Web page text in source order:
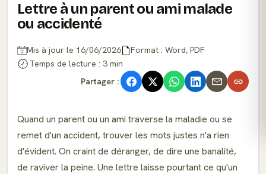
Lettre à un parent ou ami malade
ou accidenté
Mis à jour le 16/06/2026
Format : Word, PDF
Temps de lecture : 3 min
Partager :
Quand un parent ou un ami traverse la maladie ou se
remet d'un accident, trouver les mots justes n'a rien
d'évident. On craint de déranger, de dire une banalité,
de raviver la peine. Une lettre laisse pourtant ce qu'un